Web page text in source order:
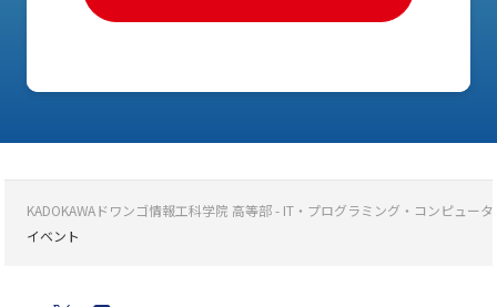
KADOKAWAドワンゴ情報工科学院 高等部 - IT・プログラミング・コンピュー
イベント